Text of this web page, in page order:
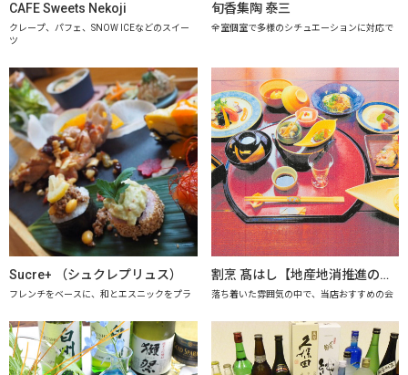
CAFE Sweets Nekoji
クレープ、パフェ、SNOW ICEなどのスイー
ツ
旬香集陶 泰三
全室個室で多様のシチュエーションに対応で
Sucre+ （シュクレプリュス）
フレンチをベースに、和とエスニックをプラ
割烹 髙はし【地産地消推進の店「プレミアム認定店」】
落ち着いた雰囲気の中で、当店おすすめの会